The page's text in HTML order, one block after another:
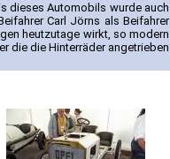
dieses Automobils wurde auch
Carl Jörns als Beifahrer
heutzutage wirkt, so modern
die die Hinterräder angetrieben